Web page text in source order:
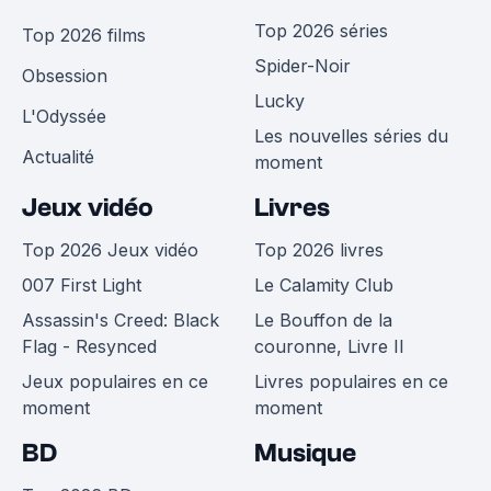
Top 2026 films
Obsession
L'Odyssée
Actualité
Top 2026 séries
Spider-Noir
Lucky
Les nouvelles séries du
moment
Jeux vidéo
Top 2026 Jeux vidéo
007 First Light
Assassin's Creed: Black
Flag - Resynced
Jeux populaires en ce
moment
Livres
Top 2026 livres
Le Calamity Club
Le Bouffon de la
couronne, Livre II
Livres populaires en ce
moment
BD Musique